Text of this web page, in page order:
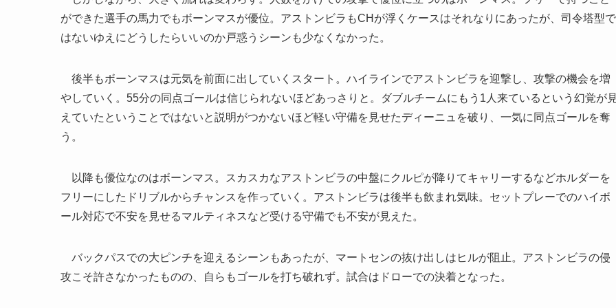
ができた選手の馬力でもボーンマスが優位。アストンビラもCHが浮くケースはそれなりにあったが、司令塔型で
はないゆえにどうしたらいいのか戸惑うシーンも少なくなかった。
後半もボーンマスは元気を前面に出していくスタート。ハイラインでアストンビラを迎撃し、攻撃の機会を増
やしていく。55分の同点ゴールは信じられないほどあっさりと。ダブルチームにもう1人来ているという幻覚が
えていたということではないと説明がつかないほど軽い守備を見せたディーニュを破り、一気に同点ゴールを奪
う。
以降も優位なのはボーンマス。スカスカなアストンビラの中盤にクルピが降りてキャリーするなどホルダーを
フリーにしたドリブルからチャンスを作っていく。アストンビラは後半も飲まれ気味。セットプレーでのハイボ
ール対応で不安を見せるマルティネスなど受ける守備でも不安が見えた。
バックパスでの大ピンチを迎えるシーンもあったが、マートセンの抜け出しはヒルが阻止。アストンビラの侵
攻こそ許さなかったものの、自らもゴールを打ち破れず。試合はドローでの決着となった。